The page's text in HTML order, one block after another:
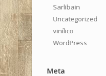
Sarlibain
Uncategorized
vinílico
WordPress
Meta